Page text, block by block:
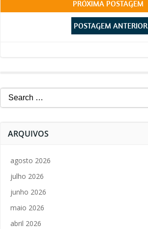
Post
navigation
PRÓXIMA POSTAGEM
Post
POSTAGEM ANTERIOR
Search
for:
ARQUIVOS
agosto 2026
julho 2026
junho 2026
maio 2026
abril 2026